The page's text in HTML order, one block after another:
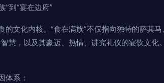
”到“宴在边府”
的文化内核。“食在满族”不仅指向独特的萨其
慧，以及其豪迈、热情、讲究礼仪的宴饮文化
体系：